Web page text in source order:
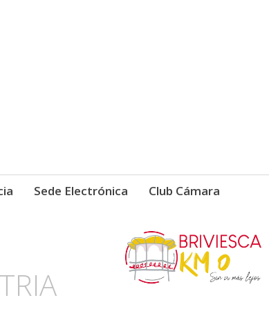
y Servicios de Briviesca
Sede Electrónica Club Cámara